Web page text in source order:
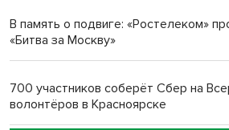
Обновлённое отделение ВТБ
В память о подвиге: «Ростелеком»
«Битва за Москву»
700 участников соберёт Сбер на
волонтёров в Красноярске